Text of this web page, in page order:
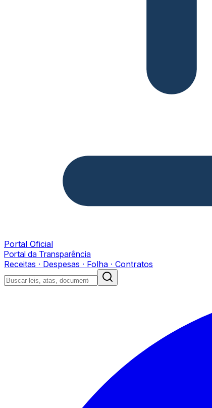
Portal Oficial
Portal da Transparência
Receitas · Despesas · Folha · Contratos